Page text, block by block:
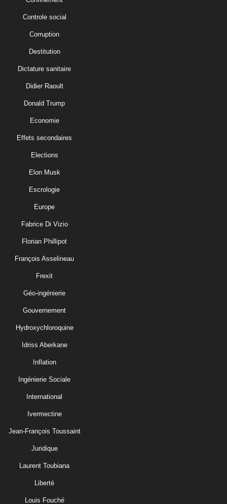
Controle social
Corruption
Destitution
Dictature sanitaire
Didier Raoult
Donald Trump
Economie
Effets secondaires
Elections
Elon Musk
Escrologie
Europe
Fabrice Di Vizio
Florian Phillipot
François Asselineau
Frexit
Géo-ingénierie
Gouvernement
Hydroxychloroquine
Idriss Aberkane
Inflation
Ingénierie Sociale
International
Ivermectine
Jean-François Toussaint
Juridique
Laurent Toubiana
Liberté
Louis Fouché